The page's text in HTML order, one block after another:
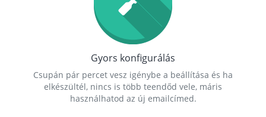
Gyors konfigurálás
Csupán pár percet vesz igénybe a beállítása és ha
elkészültél, nincs is több teendőd vele, máris
használhatod az új emailcímed.